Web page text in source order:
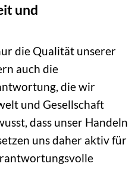
und
die Qualität unserer
auch die
die wir
und Gesellschaft
dass unser Handeln
uns daher aktiv für